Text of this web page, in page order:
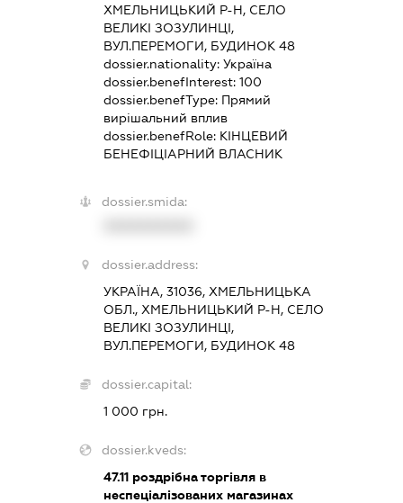
ХМЕЛЬНИЦЬКИЙ Р-Н, СЕЛО
ВЕЛИКІ ЗОЗУЛИНЦІ,
ВУЛ.ПЕРЕМОГИ, БУДИНОК 48
dossier.nationality:Україна
dossier.benefInterest:100
dossier.benefType: Прямий
вирішальний вплив
dossier.benefRole: КІНЦЕВИЙ
БЕНЕФІЦІАРНИЙ ВЛАСНИК
dossier.smida:
dossier.address:
УКРАЇНА, 31036, ХМЕЛЬНИЦЬКА
ОБЛ., ХМЕЛЬНИЦЬКИЙ Р-Н, СЕЛО
ВЕЛИКІ ЗОЗУЛИНЦІ,
ВУЛ.ПЕРЕМОГИ, БУДИНОК 48
dossier.capital:
1 000 грн.
dossier.kveds:
47.11 роздрібна торгівля в
неспеціалізованих магазинах